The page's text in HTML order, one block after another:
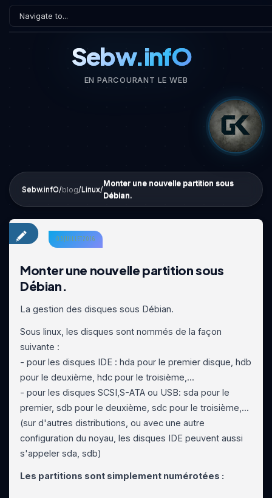
Sebw.infO
EN PARCOURANT LE WEB
Sebw.infO/blog/Linux/
Monter une nouvelle partition sous
Débian.
Monter une nouvelle partition sous
Débian.
La gestion des disques sous Débian.
Sous linux, les disques sont nommés de la façon
suivante :
- pour les disques IDE : hda pour le premier disque, hdb
pour le deuxième, hdc pour le troisième,...
- pour les disques SCSI,S-ATA ou USB: sda pour le
premier, sdb pour le deuxième, sdc pour le troisième,...
(sur d'autres distributions, ou avec une autre
configuration du noyau, les disques IDE peuvent aussi
s'appeler sda, sdb)
Les partitions sont simplement numérotées :
05 JUILLET 2016